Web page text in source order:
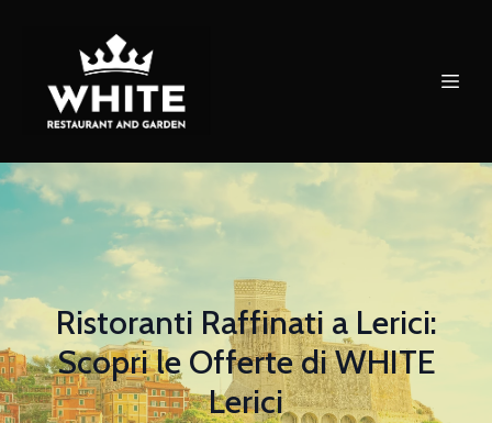
Ristoranti Raffinati a Lerici:
Scopri le Offerte di WHITE
Lerici